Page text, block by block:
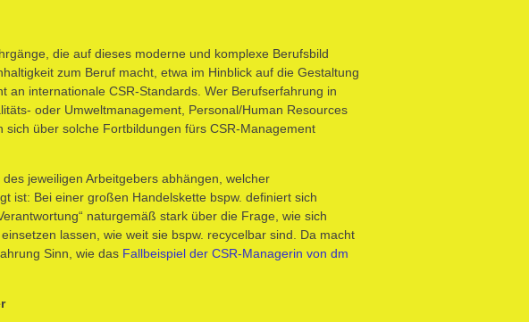
die auf dieses moderne und komplexe Berufsbild
zum Beruf macht, etwa im Hinblick auf die Gestaltung
an internationale CSR-Standards. Wer Berufserfahrung in
oder Umweltmanagement, Personal/Human Resources
über solche Fortbildungen fürs CSR-Management
jeweiligen Arbeitgebers abhängen, welcher
ist: Bei einer großen Handelskette bspw. definiert sich
naturgemäß stark über die Frage, wie sich
lassen, wie weit sie bspw. recycelbar sind. Da macht
Sinn, wie das Fallbeispiel der CSR-Managerin von dm